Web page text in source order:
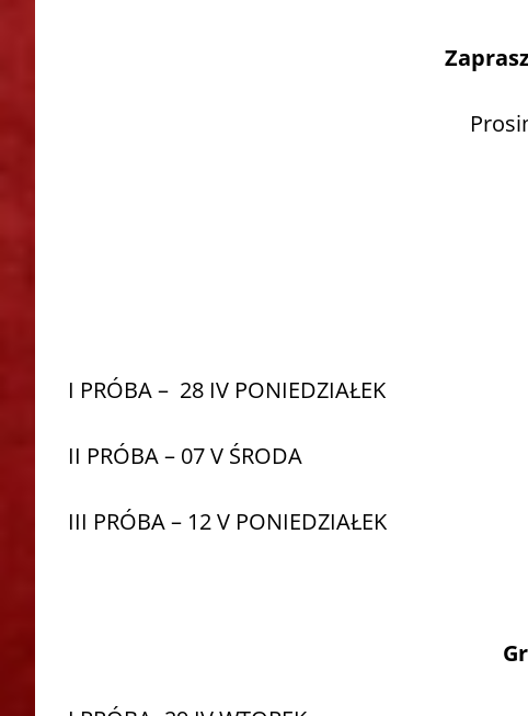
I PRÓBA – 28 IV PONIEDZIAŁEK
II PRÓBA – 07 V ŚRODA
III PRÓBA – 12 V PONIEDZIAŁEK